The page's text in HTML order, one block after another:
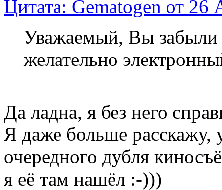
Цитата: Gematogen от 26
Уважаемый, Вы забыли
желательно
Да ладна, я без него
Я даже больше расскажу,
очередного дубля
я её там нашёл :-)))